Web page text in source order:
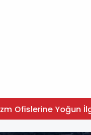
Ofislerine Yoğun